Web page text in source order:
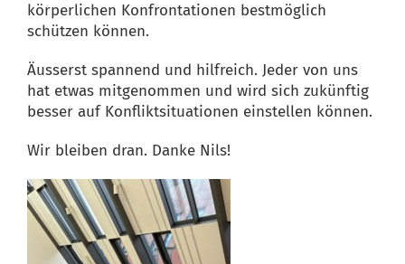
körperlichen Konfrontationen bestmöglich
schützen können.
Äusserst spannend und hilfreich. Jeder von uns
hat etwas mitgenommen und wird sich zukünftig
besser auf Konfliktsituationen einstellen können.
Wir bleiben dran. Danke Nils!